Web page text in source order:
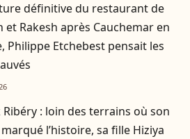
définitive du restaurant de
et Rakesh après Cauchemar en
Philippe Etchebest pensait les
Ribéry : loin des terrains où son
l’histoire, sa fille Hiziya